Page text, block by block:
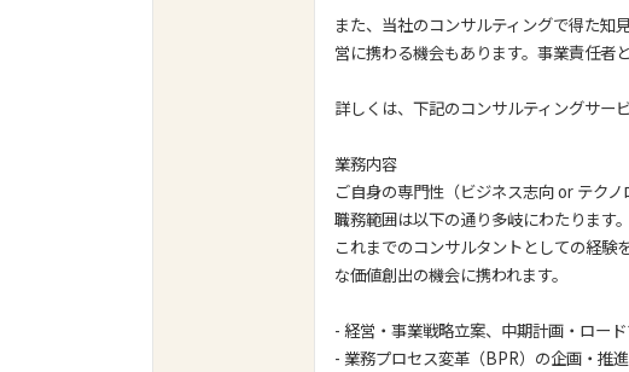
また、当社のコンサルティングで得た知
営に携わる機会もあります。事業責任者
詳しくは、下記のコンサルティングサー
業務内容
ご自身の専門性（ビジネス志向 or テク
職務範囲は以下の通り多岐にわたります。
これまでのコンサルタントとしての経
な価値創出の機会に携われます。
- 経営・事業戦略立案、中期計画・ロー
- 業務プロセス変革（BPR）の企画・推進